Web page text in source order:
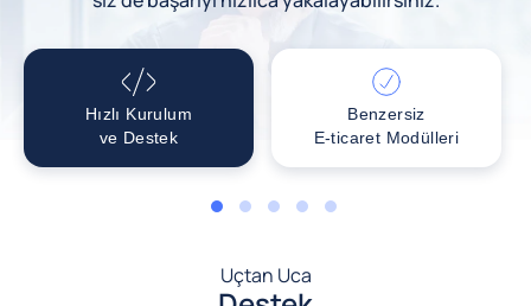
Hızlı Kurulum
ve Destek
Benzersiz
E-ticaret Modülleri
1 2 3 4 5
Uçtan Uca